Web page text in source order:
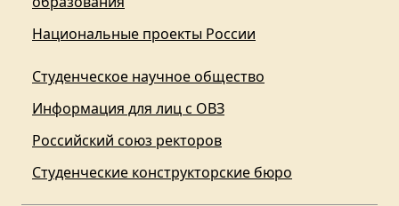
Национальные проекты России
Студенческое научное общество
Информация для лиц с ОВЗ
Российский союз ректоров
Студенческие конструкторские бюро